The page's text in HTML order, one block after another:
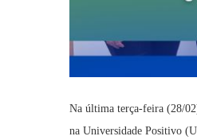
Na última terça-feira (28/
na Universidade Positivo